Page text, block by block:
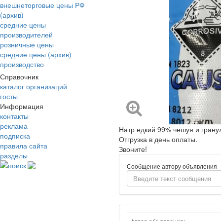
внешнеторговые цены РФ
(архив)
средние цены
производителей
розничные цены
средние цены (архив)
производство
Справочник
каталог организаций
госты
Информация
контакты
реклама
подписка
правила сайта
разделы
поиск
Натр едкий 99% чешуя и
Отгрузка в день оплаты.
Звоните!
Сообщение автору объявления